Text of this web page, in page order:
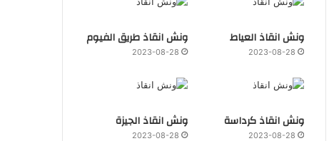
ونش انقاذ العياط
2023-08-28
ونش انقاذ طريق الفيوم
2023-08-28
ونش انقاذ كرداسة
2023-08-28
ونش انقاذ الجيزة
2023-08-28